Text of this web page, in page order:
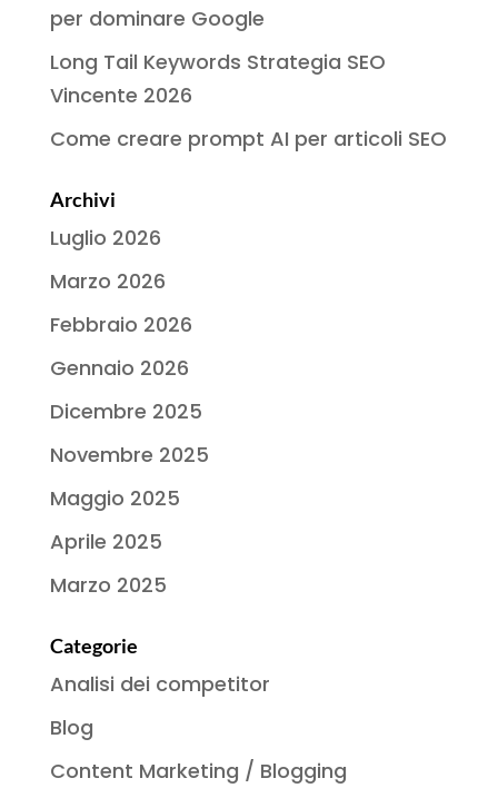
per dominare Google
Long Tail Keywords Strategia SEO
Vincente 2026
Come creare prompt AI per articoli SEO
Archivi
Luglio 2026
Marzo 2026
Febbraio 2026
Gennaio 2026
Dicembre 2025
Novembre 2025
Maggio 2025
Aprile 2025
Marzo 2025
Categorie
Analisi dei competitor
Blog
Content Marketing / Blogging